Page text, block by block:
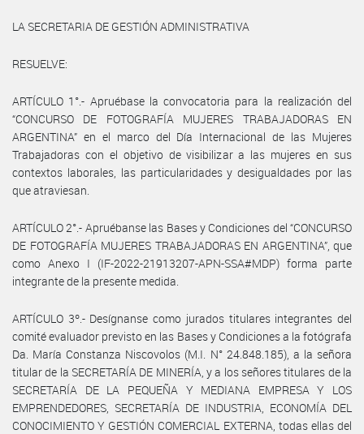
LA SECRETARIA DE GESTIÓN ADMINISTRATIVA
RESUELVE:
ARTÍCULO 1°.- Apruébase la convocatoria para la realización del
“CONCURSO DE FOTOGRAFÍA MUJERES TRABAJADORAS EN
ARGENTINA” en el marco del Día Internacional de las Mujeres
Trabajadoras con el objetivo de visibilizar a las mujeres en sus
contextos laborales, las particularidades y desigualdades por las
que atraviesan.
ARTÍCULO 2°.- Apruébanse las Bases y Condiciones del “CONCURSO
DE FOTOGRAFÍA MUJERES TRABAJADORAS EN ARGENTINA”, que
como Anexo I (IF-2022-21913207-APN-SSA#MDP) forma parte
integrante de la presente medida.
ARTÍCULO 3º.- Desígnanse como jurados titulares integrantes del
comité evaluador previsto en las Bases y Condiciones a la fotógrafa
Da. María Constanza Niscovolos (M.I. N° 24.848.185), a la señora
titular de la SECRETARÍA DE MINERÍA, y a los señores titulares de la
SECRETARÍA DE LA PEQUEÑA Y MEDIANA EMPRESA Y LOS
EMPRENDEDORES, SECRETARÍA DE INDUSTRIA, ECONOMÍA DEL
CONOCIMIENTO Y GESTIÓN COMERCIAL EXTERNA, todas ellas del